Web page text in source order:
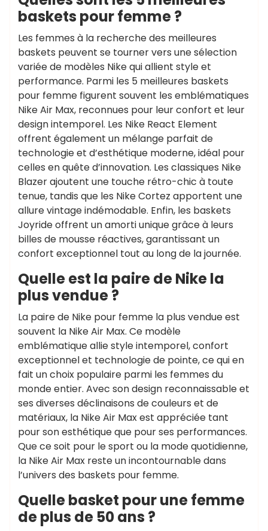
baskets pour femme ?
Les femmes à la recherche des meilleures
baskets peuvent se tourner vers une sélection
variée de modèles Nike qui allient style et
performance. Parmi les 5 meilleures baskets
pour femme figurent souvent les emblématiques
Nike Air Max, reconnues pour leur confort et leur
design intemporel. Les Nike React Element
offrent également un mélange parfait de
technologie et d’esthétique moderne, idéal pour
celles en quête d’innovation. Les classiques Nike
Blazer ajoutent une touche rétro-chic à toute
tenue, tandis que les Nike Cortez apportent une
allure vintage indémodable. Enfin, les baskets
Joyride offrent un amorti unique grâce à leurs
billes de mousse réactives, garantissant un
confort exceptionnel tout au long de la journée.
Quelle est la paire de Nike la
plus vendue ?
La paire de Nike pour femme la plus vendue est
souvent la Nike Air Max. Ce modèle
emblématique allie style intemporel, confort
exceptionnel et technologie de pointe, ce qui en
fait un choix populaire parmi les femmes du
monde entier. Avec son design reconnaissable et
ses diverses déclinaisons de couleurs et de
matériaux, la Nike Air Max est appréciée tant
pour son esthétique que pour ses performances.
Que ce soit pour le sport ou la mode quotidienne,
la Nike Air Max reste un incontournable dans
l’univers des baskets pour femme.
Quelle basket pour une femme
de plus de 50 ans ?